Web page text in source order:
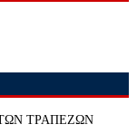
ΤΡΑΠΕΖΩΝ